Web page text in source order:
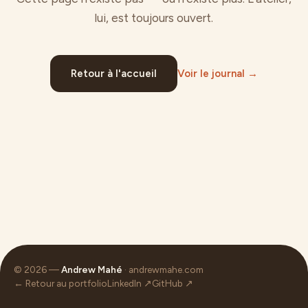
lui, est toujours ouvert.
Retour à l'accueil Voir le journal →
© 2026 —Andrew Mahé · andrewmahe.com
← Retour au portfolioLinkedIn ↗GitHub ↗